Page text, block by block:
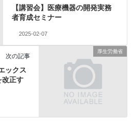
【講習会】医療機器の開発実務
者育成セミナー
2025-02-07
厚生労働省
次の記事
ックス
改正す